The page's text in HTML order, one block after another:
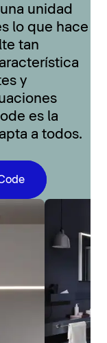
unidad
lo que hace
tan
y
es la
a todos.